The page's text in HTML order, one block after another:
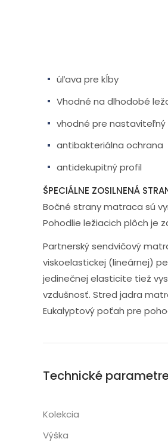
úľava pre kĺby
Vhodné na dlhodobé
vhodné pre nastaviteľný
antibakteriálna ochrana
antidekupitný profil
ŠPECIÁLNE ZOSILNENÁ
Bočné strany matraca sú
Pohodlie ležiacich plôch je
Partnerský sendvičový
viskoelastickej (lineárnej)
jedinečnej elasticite tiež
vzdušnosť. Stred jadra
Eukalyptový poťah pre
Technické
Kolekcia
Výška